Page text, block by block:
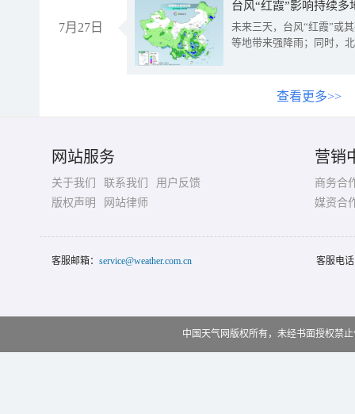
7月27日
台风“红霞”影响持续
未来三天，台风“红霞”或
等地带来强降雨；同时，
查看更多>>
网站服务
关于我们 联系我们
用户反馈
版权声明
网站律师
营销
商务合
媒资合
客服邮箱： service@weather.com.cn 客服电
中国天气网版权所有，未经书面授权